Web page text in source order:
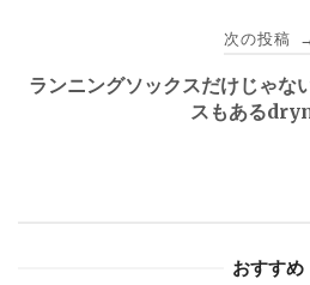
ゲ
次の投稿
ランニングソックスだけじゃな
スもある
おすすめ